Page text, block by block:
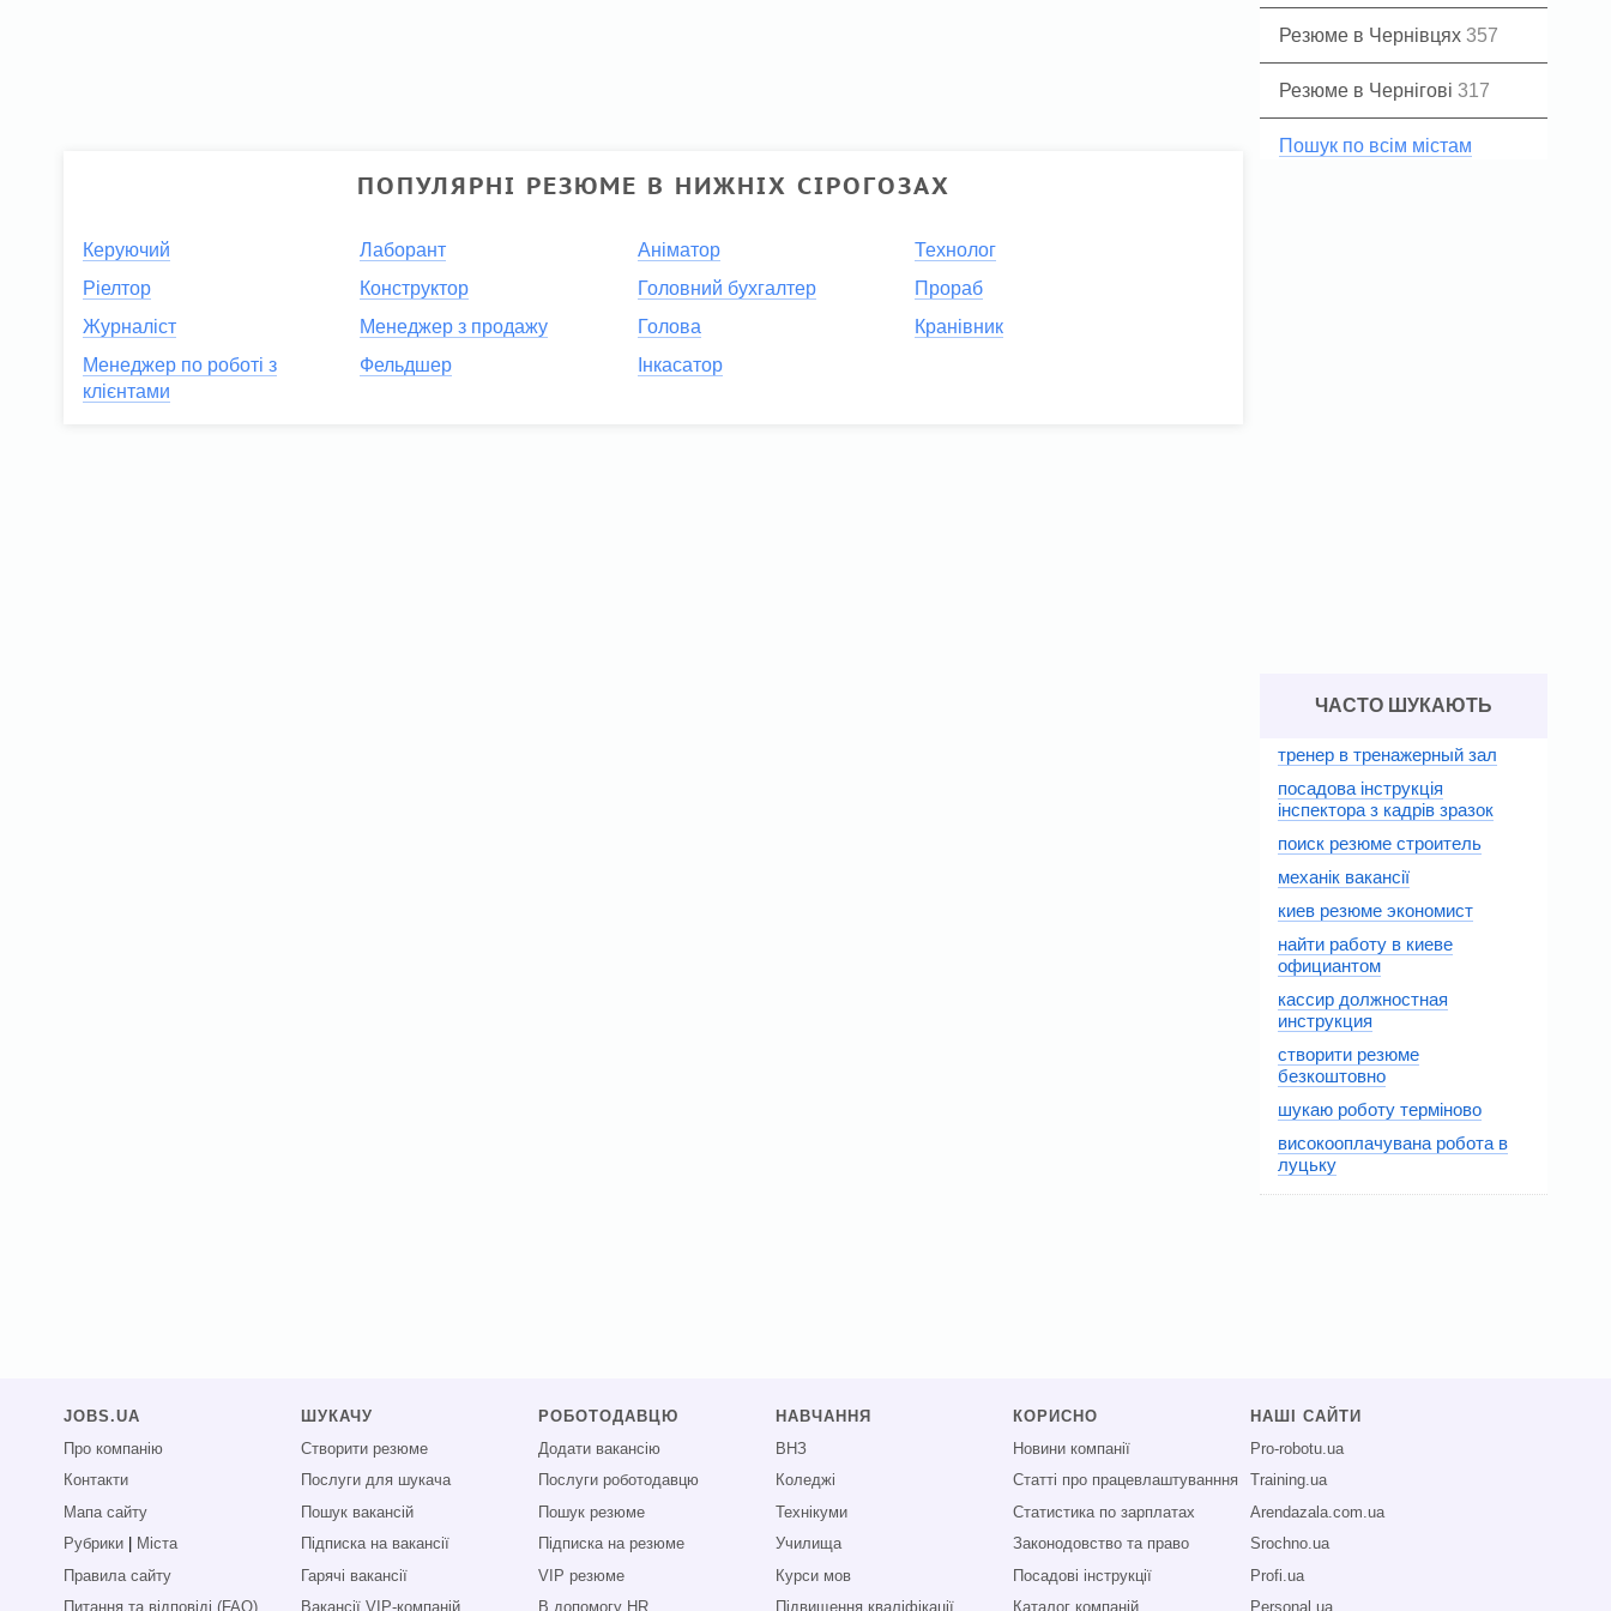
ПОПУЛЯРНІ РЕЗЮМЕ В НИЖНІХ СІРОГОЗАХ
Керуючий Лаборант Аніматор
Технолог
Ріелтор
Конструктор Головний бухгалтер
Прораб
Журналіст
Менеджер з продажу Голова
Кранівник
Менеджер по роботі з
клієнтами
Фельдшер Інкасатор
Резюме в Чернівцях 357
Резюме в Чернігові 317
Пошук по всім містам
ЧАСТО ШУКАЮТЬ
тренер в тренажерный зал
посадова інструкція
інспектора з кадрів зразок
поиск резюме строитель
механік вакансії
киев резюме экономист
найти работу в киеве
официантом
кассир должностная
инструкция
створити резюме
безкоштовно
шукаю роботу терміново
високооплачувана робота в
луцьку
JOBS.UA
Про компанію
Контакти
Мапа сайту
Рубрики
Міста
Правила сайту
Питання та відповіді (FAQ)
ШУКАЧУ
Створити резюме
Послуги для шукача
Пошук вакансій
Підписка на вакансії
Гарячі вакансії
Вакансії VIP-компаній
РОБОТОДАВЦЮ
Додати вакансію
Послуги роботодавцю
Пошук резюме
Підписка на резюме
VIP резюме
В допомогу HR
НАВЧАННЯ
ВНЗ
Коледжі
Технікуми
Училища
Курси мов
Підвищення кваліфікації
КОРИСНО
Новини компанії
Статті про працевлаштуванння
Статистика по зарплатах
Законодовство та право
Посадові інструкції
Каталог компаній
НАШІ САЙТИ
Pro-robotu.ua
Training.ua
Arendazala.com.ua
Srochno.ua
Profi.ua
Personal.ua